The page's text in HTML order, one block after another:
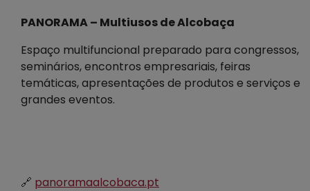
PANORAMA – Multiusos de Alcobaça
Espaço multifuncional preparado para congressos,
seminários, encontros empresariais, feiras
temáticas, apresentações de produtos e serviços e
grandes eventos.
🔗 panoramaalcobaca.pt